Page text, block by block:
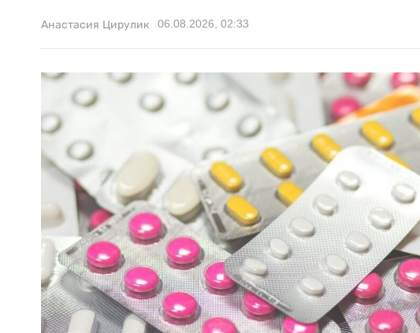
Анастасия Цирулик 06.08.2026, 02:33